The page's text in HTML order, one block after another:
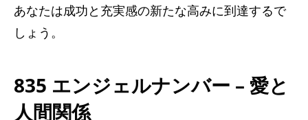
あなたは成功と充実感の新たな高みに到達するで
しょう。
835 エンジェルナンバー – 愛と
人間関係